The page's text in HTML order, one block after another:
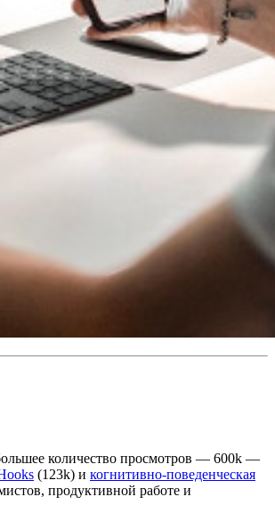
количество просмотров — 600k —
(123k) и когнитивно-поведенческая
продуктивной работе и